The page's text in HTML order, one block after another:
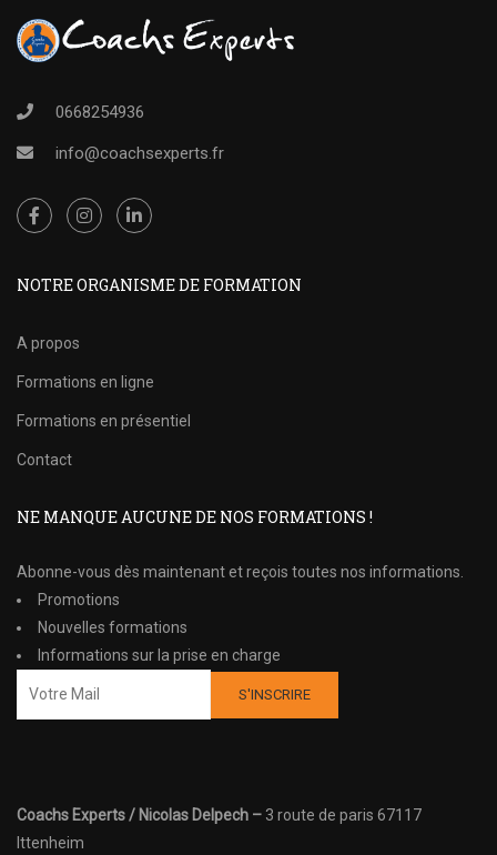
0668254936
info@coachsexperts.fr
NOTRE ORGANISME DE FORMATION
A propos
Formations en ligne
Formations en présentiel
Contact
NE MANQUE AUCUNE DE NOS FORMATIONS !
Abonne-vous dès maintenant et reçois toutes nos informations.
Promotions
Nouvelles formations
Informations sur la prise en charge
Coachs Experts / Nicolas Delpech – 3 route de paris 67117
Ittenheim